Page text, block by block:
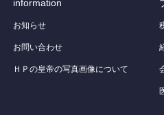
information
お知らせ
お問い合わせ
ＨＰの皇帝の写真画像について